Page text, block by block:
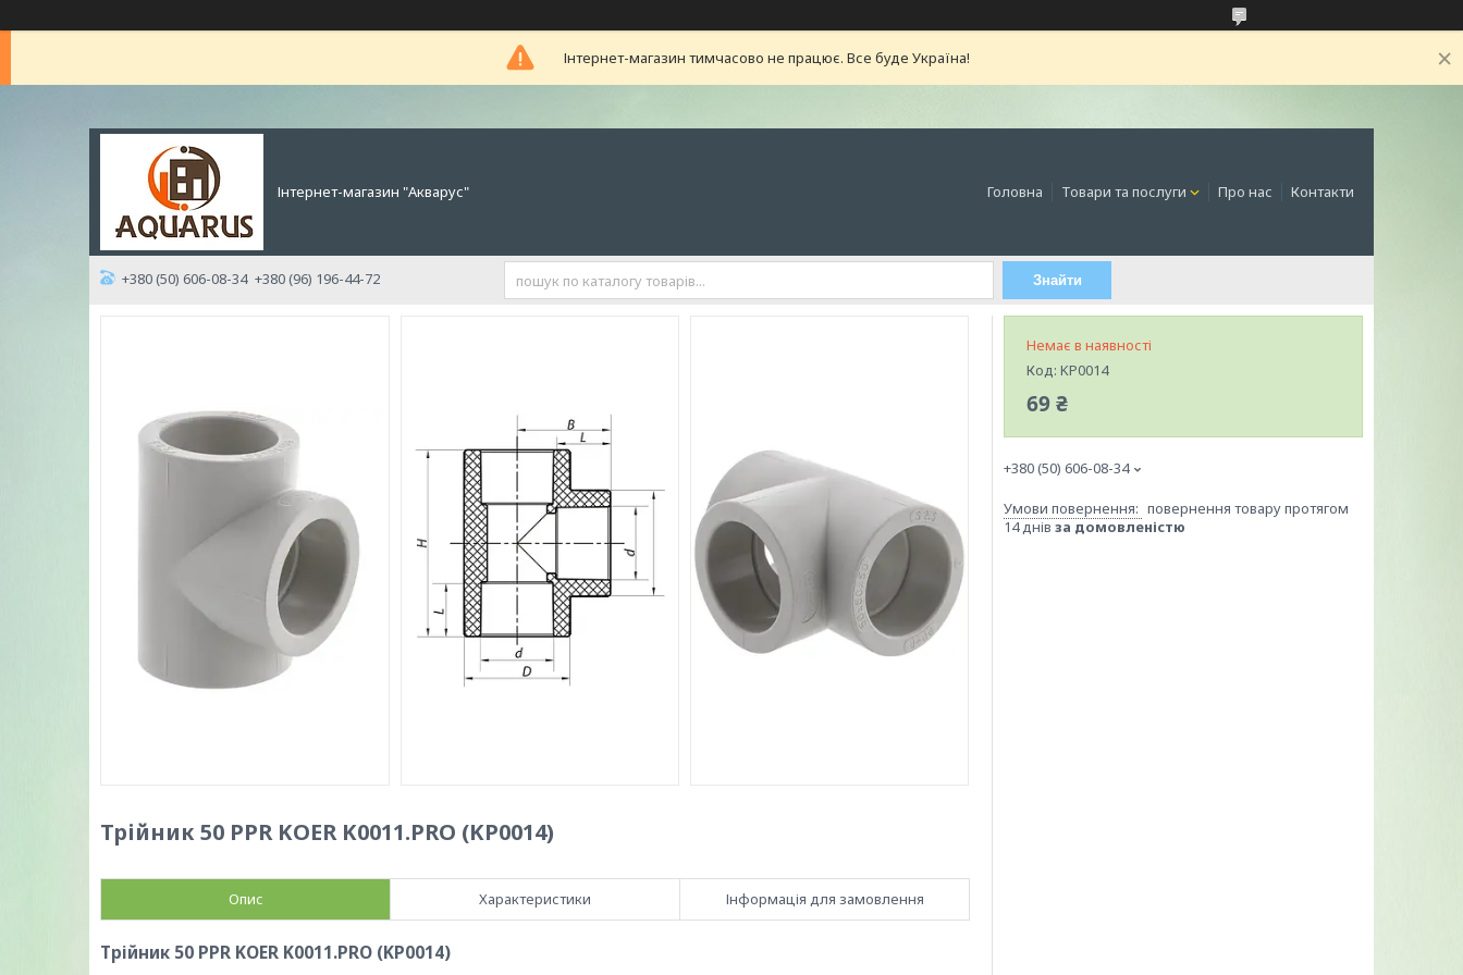
Інтернет-магазин тимчасово не працює. Все буде Україна!
Інтернет-магазин "Акварус" Головна Товари та послуги Про нас Контакти
+380 (50) 606-08-34 +380 (96) 196-44-72 Знайти
Трійник 50 PPR KOER K0011.PRO (KP0014)
Опис Характеристики Інформація для замовлення
Трійник 50 PPR KOER K0011.PRO (KP0014)
Немає в наявності
Код: KP0014
69 ₴
+380 (50) 606-08-34
повернення товару протягом
14 днів за домовленістю